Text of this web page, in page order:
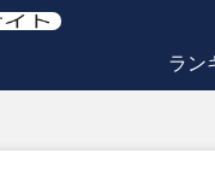
ラン